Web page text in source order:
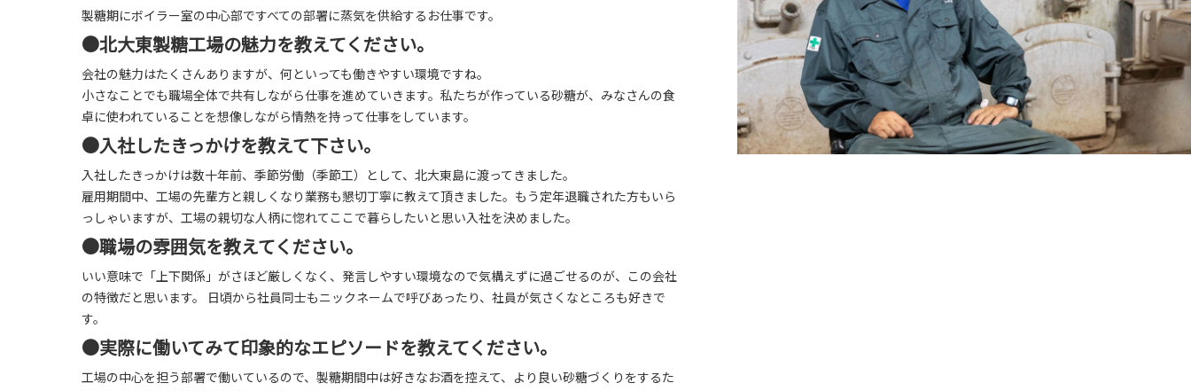
製糖期にボイラー室の中心部ですべての部署に蒸気を供給するお仕事です。
●北大東製糖工場の魅力を教えてください。
会社の魅力はたくさんありますが、何といっても働きやすい環境ですね。
小さなことでも職場全体で共有しながら仕事を進めていきます。私たちが作っている砂糖が、みなさんの食
卓に使われていることを想像しながら情熱を持って仕事をしています。
●入社したきっかけを教えて下さい。
入社したきっかけは数十年前、季節労働（季節工）として、北大東島に渡ってきました。
雇用期間中、工場の先輩方と親しくなり業務も懇切丁寧に教えて頂きました。もう定年退職された方もいら
っしゃいますが、工場の親切な人柄に惚れてここで暮らしたいと思い入社を決めました。
●職場の雰囲気を教えてください。
いい意味で「上下関係」がさほど厳しくなく、発言しやすい環境なので気構えずに過ごせるのが、この会社
の特徴だと思います。 日頃から社員同士もニックネームで呼びあったり、社員が気さくなところも好きで
す。
●実際に働いてみて印象的なエピソードを教えてください。
工場の中心を担う部署で働いているので、製糖期間中は好きなお酒を控えて、より良い砂糖づくりをするた